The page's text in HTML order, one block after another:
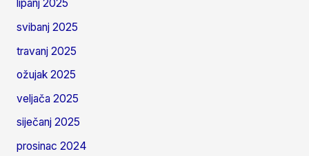
lipanj 2025
svibanj 2025
travanj 2025
ožujak 2025
veljača 2025
siječanj 2025
prosinac 2024